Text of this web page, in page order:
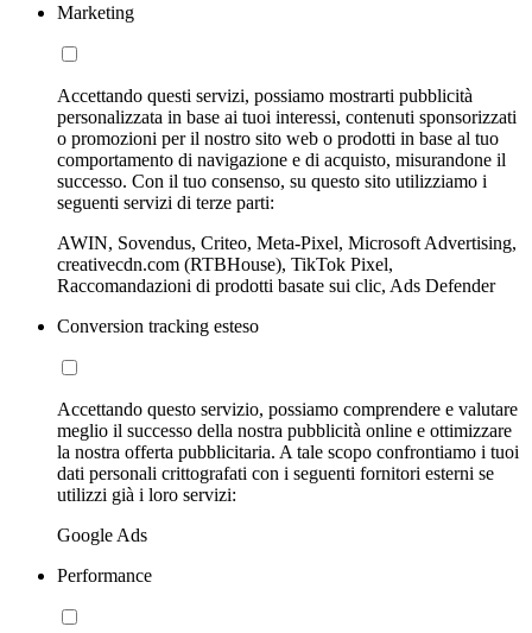
Marketing
Accettando questi servizi, possiamo mostrarti pubblicità
personalizzata in base ai tuoi interessi, contenuti sponsorizzati
o promozioni per il nostro sito web o prodotti in base al tuo
comportamento di navigazione e di acquisto, misurandone il
successo. Con il tuo consenso, su questo sito utilizziamo i
seguenti servizi di terze parti:
AWIN, Sovendus, Criteo, Meta-Pixel, Microsoft Advertising,
creativecdn.com (RTBHouse), TikTok Pixel,
Raccomandazioni di prodotti basate sui clic, Ads Defender
Conversion tracking esteso
Accettando questo servizio, possiamo comprendere e valutare
meglio il successo della nostra pubblicità online e ottimizzare
la nostra offerta pubblicitaria. A tale scopo confrontiamo i tuoi
dati personali crittografati con i seguenti fornitori esterni se
utilizzi già i loro servizi:
Google Ads
Performance